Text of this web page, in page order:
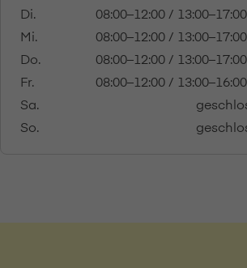
Di.
08:00–12:00 /
Mi.
08:00–12:00 /
Do.
08:00–12:00 /
Fr.
08:00–12:00 /
Sa.
So.